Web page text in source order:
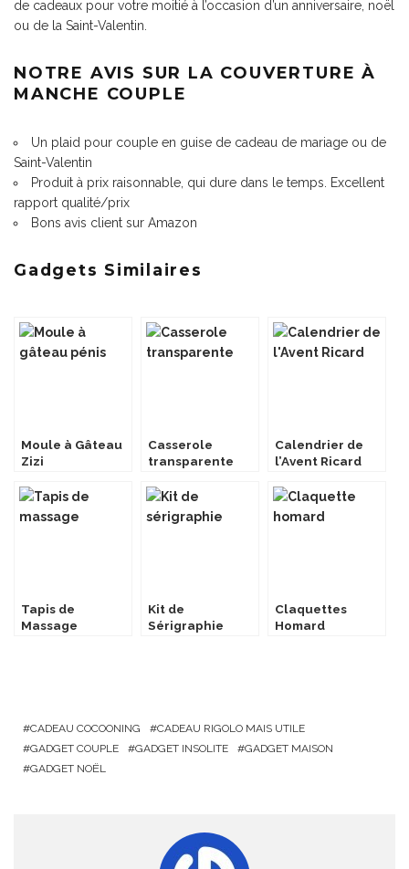
de cadeaux pour votre moitié à l’occasion d’un anniversaire, noël
ou de la Saint-Valentin.
NOTRE AVIS SUR LA COUVERTURE À
MANCHE COUPLE
Un plaid pour couple en guise de cadeau de mariage ou de
Saint-Valentin
Produit à prix raisonnable, qui dure dans le temps. Excellent
rapport qualité/prix
Bons avis client sur Amazon
Gadgets Similaires
Moule à Gâteau
Zizi
Casserole
transparente
Calendrier de
l’Avent Ricard
Tapis de
Massage
Kit de
Sérigraphie
Claquettes
Homard
CADEAU COCOONING
CADEAU RIGOLO MAIS UTILE
GADGET COUPLE
GADGET INSOLITE
GADGET MAISON
GADGET NOËL